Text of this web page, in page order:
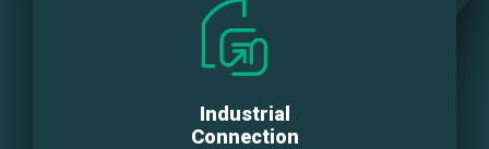
Industrial
Connection